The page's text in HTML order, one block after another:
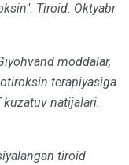
Tiroid. Oktyabr
moddalar,
terapiyasiga
kuzatuv natijalari.
tiroid